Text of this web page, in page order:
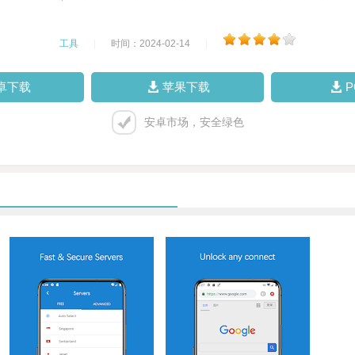
工具 时间：2024-02-14
下载 苹果下载
安卓市场，安全绿色